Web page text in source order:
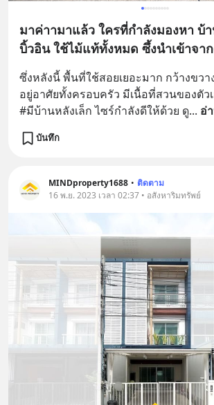
มาค่าามาแล้ว ใครที่กำลังมองหา บ้
บิ้วอิน ใช้ไม้แท้ทั้งหมด ซึ้งนำเข้าจา
ซึ่งหลังนี้ พื้นที่ใช้สอยเยอะมาก กว้างขวา
อยู่อาศัยทั้งครอบครัว มีเนื้อที่สวนของตัว
#มีบ้านหลังเล็ก ไซร์กำลังดีให้ด้วย ดู... อ่
บันทึก
MINDproperty1688 • ติดตาม
16 พ.ย. 2023 เวลา 02:37 • อสังหาริมทรัพย์